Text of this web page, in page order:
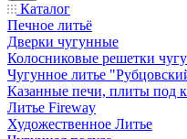
Каталог
Печное литьё
Дверки чугунные
Колосниковые решетки
Чугунное литье
Казанные печи, плиты под
Литье Fireway
Художественное Литье